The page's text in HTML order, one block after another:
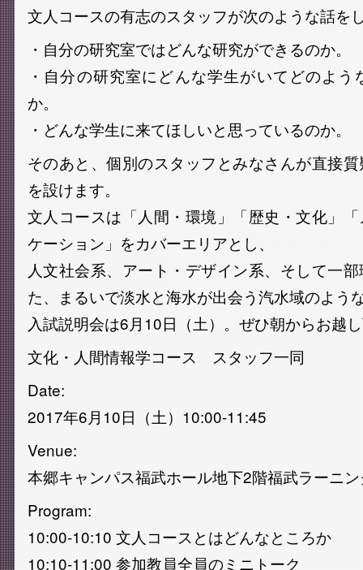
文人コースの有志のスタッフが次のような話を
・自分の研究室ではどんな研究ができるのか。
・自分の研究室にどんな学生がいてどのよ
か。
・どんな学生に来てほしいと思っているのか。
そのあと、個別のスタッフとみなさんが直接
を設けます。
文人コースは「人間・環境」「歴史・文化」
ケーション」をカバーエリアとし、
人文社会系、アート・デザイン系、そして一
た、まるいで淡水と海水が出会う汽水域のよう
入試説明会は6月10日（土）。ぜひ朝からお越
文化・人間情報学コース スタッフ一同
Date:
2017年6月10日（土）10:00-11:45
Venue:
本郷キャンパス福武ホール地下2階福武ラーニ
Program:
10:00-10:10 文人コースとはどんなところか
10:10-11:00 参加教員全員のミニトーク